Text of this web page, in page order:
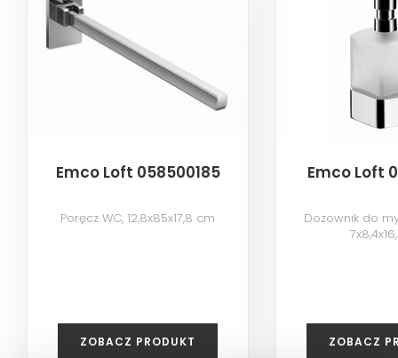
Emco Loft 058500185
Poręcz WC, 12,8x85x17,8 cm
ZOBACZ PRODUKT
Emco Loft
Dozownik do
ZOBACZ